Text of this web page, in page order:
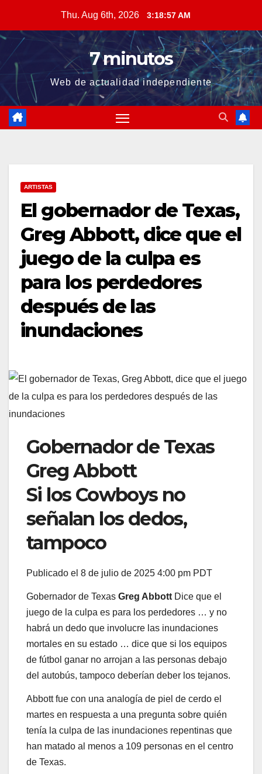
content
Thu. Aug 6th, 2026 3:18:57 AM
7 minutos
Web de actualidad independiente
ARTISTAS
El gobernador de Texas,
Greg Abbott, dice que el
juego de la culpa es
para los perdedores
después de las
inundaciones
Gobernador de Texas
Greg Abbott
Si los Cowboys no
señalan los dedos,
tampoco
Publicado el 8 de julio de 2025 4:00 pm PDT
Gobernador de Texas Greg Abbott Dice que el
juego de la culpa es para los perdedores … y no
habrá un dedo que involucre las inundaciones
mortales en su estado … dice que si los equipos
de fútbol ganar no arrojan a las personas debajo
del autobús, tampoco deberían deber los tejanos.
Abbott fue con una analogía de piel de cerdo el
martes en respuesta a una pregunta sobre quién
tenía la culpa de las inundaciones repentinas que
han matado al menos a 109 personas en el centro
de Texas.